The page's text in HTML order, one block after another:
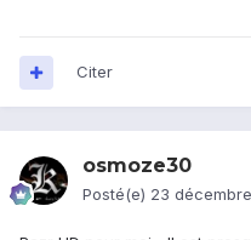
Citer
osmoze30
Posté(e) 23